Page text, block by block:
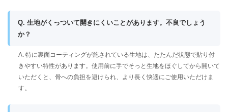
Q. 生地がくっついて開きにくいことがあります。不良でしょう
か？
A. 特に裏面コーティングが施されている生地は、たたんだ状態で貼り付
きやすい特性があります。使用前に手でそっと生地をほぐしてから開いて
いただくと、骨への負担を避けられ、より長く快適にご使用いただけま
す。